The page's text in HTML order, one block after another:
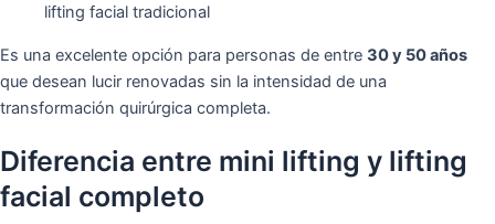
lifting facial tradicional
Es una excelente opción para personas de entre 30 y 50 años
que desean lucir renovadas sin la intensidad de una
transformación quirúrgica completa.
Diferencia entre mini lifting y lifting
facial completo